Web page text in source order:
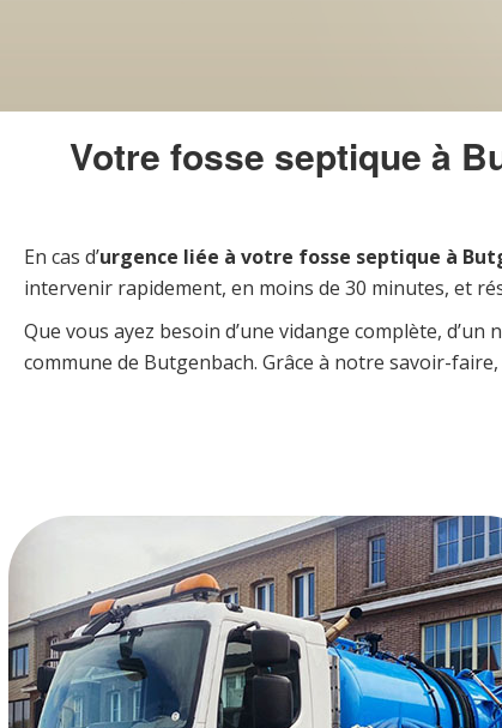
Votre fosse septique à
En cas d’urgence liée à votre fosse septique à
intervenir rapidement, en moins de 30 minutes, et
Que vous ayez besoin d’une vidange complète,
commune de Butgenbach. Grâce à notre savoir-